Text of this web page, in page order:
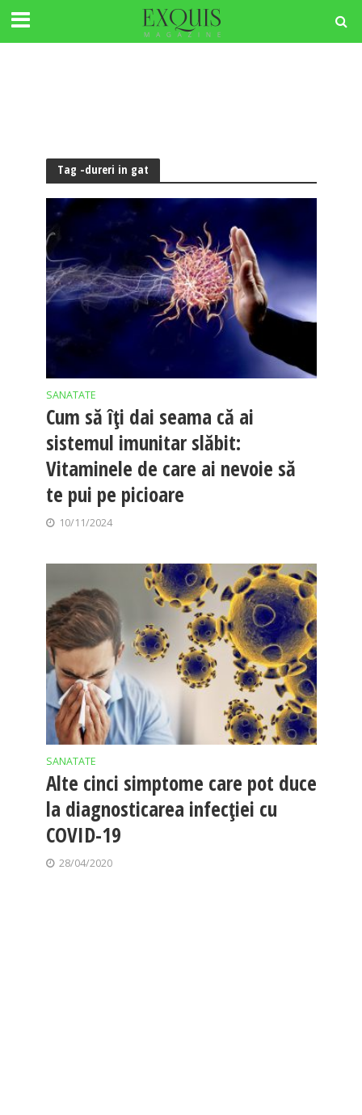
Tag -dureri in gat
SANATATE
Cum să îți dai seama că ai
sistemul imunitar slăbit:
Vitaminele de care ai nevoie să
te pui pe picioare
10/11/2024
SANATATE
Alte cinci simptome care pot duce
la diagnosticarea infecției cu
COVID-19
28/04/2020